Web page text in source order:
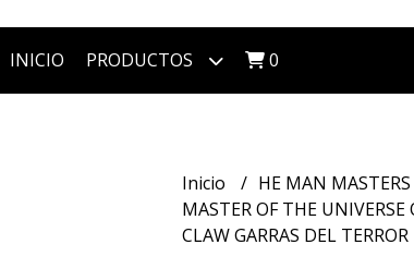
INICIO PRODUCTOS 0
Inicio
HE MAN
MASTER OF THE UNIVERSE
CLAW GARRAS DEL TERROR